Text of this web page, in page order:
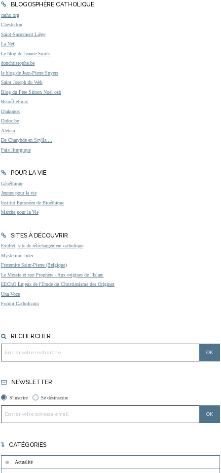
BLOGOSPHÈRE CATHOLIQUE
catho.org
Chesterton
Saint-Sacrement Liège
La Nef
Le blog de Jeanne Smits
donchristophe.be
le blog de Jean-Pierre Snyers
Saint Joseph du Web
Blog du Père Simon Noël osb
Benoît-et-moi
Diakonos
Didoc.be
Aleteia
De Charybde en Scylla ...
Paix liturgique
POUR LA VIE
Généthique
Jeunes pour la vie
Institut Européen de Bioéthique
Marche pour la Vie
SITES À DÉCOUVRIR
Exultet, site de téléchargement catholique
Mysterium fidei
Fraternité Saint-Pierre (Belgique)
Le Messie et son Prophète - Aux origines de l'Islam
EEChO Enjeux de l'Etude du Christianisme des Origines
Una Voce
Forum Catholicum
RECHERCHER
NEWSLETTER
S'inscrire Se désinscrire
CATÉGORIES
Actualité